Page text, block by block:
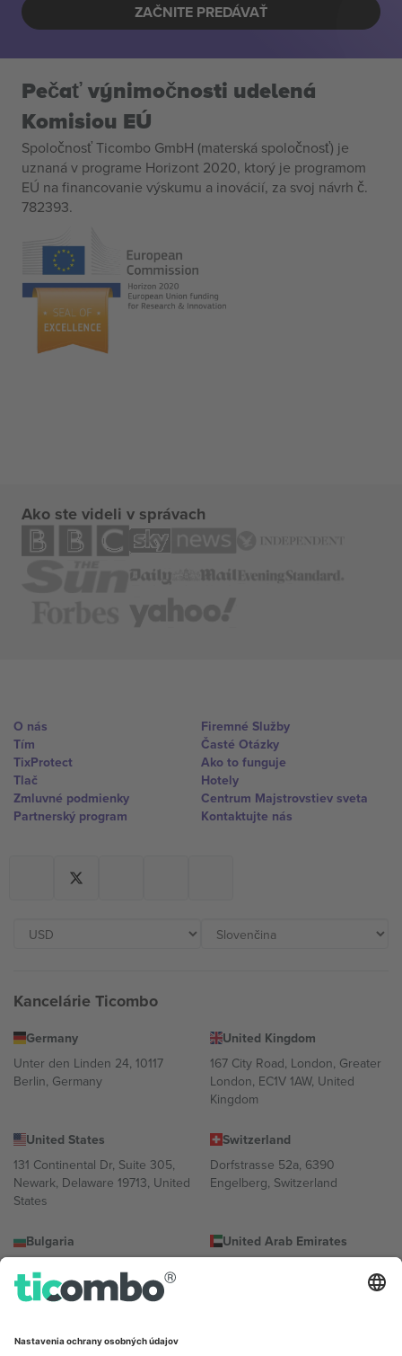
ZAČNITE PREDÁVAŤ
Pečať výnimočnosti udelená
Komisiou EÚ
Spoločnosť Ticombo GmbH (materská spoločnosť) je
uznaná v programe Horizont 2020, ktorý je programom
EÚ na financovanie výskumu a inovácií, za svoj návrh č.
782393.
Ako ste videli v správach
O nás
Tím
TixProtect
Tlač
Zmluvné podmienky
Partnerský program
Firemné Služby
Časté Otázky
Ako to funguje
Hotely
Centrum Majstrovstiev sveta
Kontaktujte nás
Kancelárie Ticombo
Germany
Unter den Linden 24, 10117
Berlin, Germany
United Kingdom
167 City Road, London, Greater
London, EC1V 1AW, United
Kingdom
United States
131 Continental Dr, Suite 305,
Newark, Delaware 19713, United
States
Switzerland
Dorfstrasse 52a, 6390
Engelberg, Switzerland
Bulgaria
Totleben 53-55, 1606 Sofia,
Bulgaria
United Arab Emirates
Building A1, Office 302, Dubai,
Mexico